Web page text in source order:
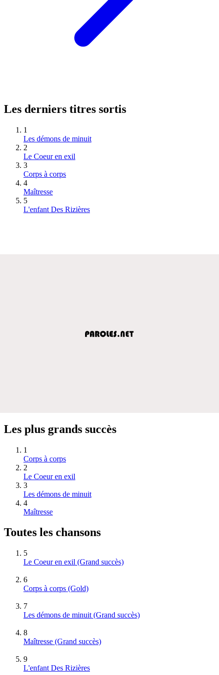
Les derniers titres sortis
1
Les démons de minuit
2
Le Coeur en exil
3
Corps à corps
4
Maîtresse
5
L'enfant Des Rizières
Les plus grands succès
1
Corps à corps
2
Le Coeur en exil
3
Les démons de minuit
4
Maîtresse
Toutes les chansons
5
Le Coeur en exil (Grand succès)
6
Corps à corps (Gold)
7
Les démons de minuit (Grand succès)
8
Maîtresse (Grand succès)
9
L'enfant Des Rizières